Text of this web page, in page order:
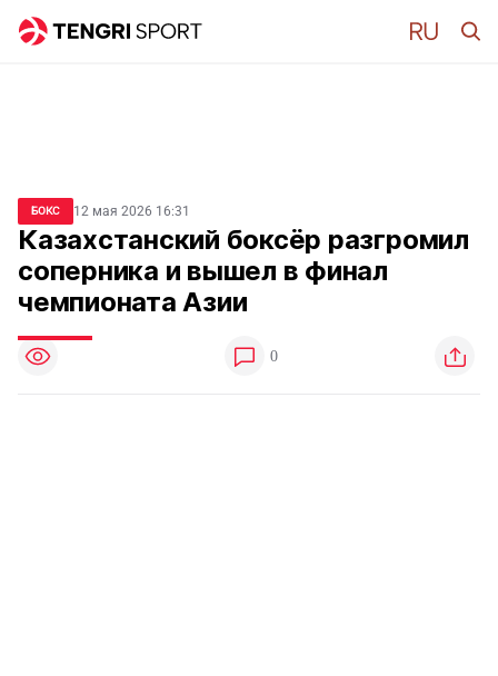
БОКС 12 мая 2026 16:31
Казахстанский боксёр разгромил
соперника и вышел в финал
чемпионата Азии
0